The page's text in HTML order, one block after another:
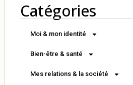
Catégories
Moi & mon identité
Bien-être & santé
Mes relations & la société